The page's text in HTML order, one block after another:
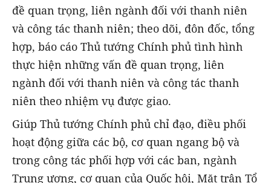
đề quan trọng, liên ngành đối với thanh niên
và công tác thanh niên; theo dõi, đôn đốc, tổng
hợp, báo cáo Thủ tướng Chính phủ tình hình
thực hiện những vấn đề quan trọng, liên
ngành đối với thanh niên và công tác thanh
niên theo nhiệm vụ được giao.
Giúp Thủ tướng Chính phủ chỉ đạo, điều phối
hoạt động giữa các bộ, cơ quan ngang bộ và
trong công tác phối hợp với các ban, ngành
Trung ương, cơ quan của Quốc hội, Mặt trận Tổ